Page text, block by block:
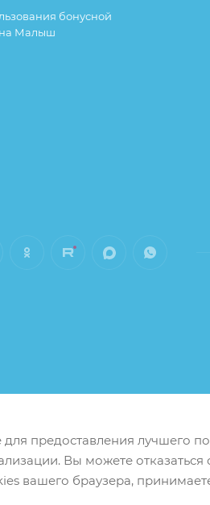
бонусной
Малыш
предоставления лучшего
Вы можете
вашего браузера,